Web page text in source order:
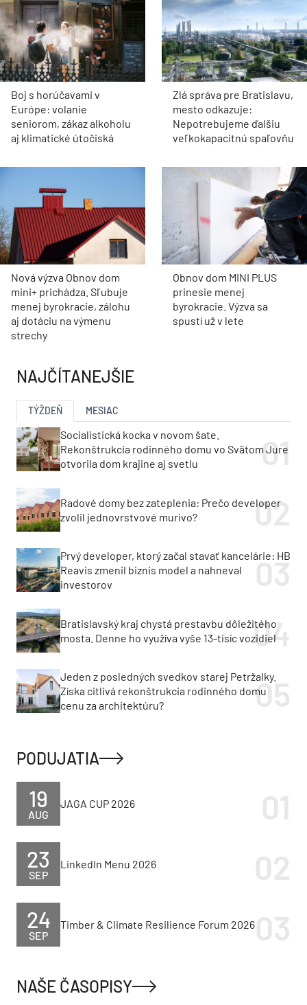
Boj s horúčavami v
Európe: volanie
seniorom, zákaz alkoholu
aj klimatické útočiská
Zlá správa pre Bratislavu,
mesto odkazuje:
Nepotrebujeme ďalšiu
veľkokapacitnú spaľovňu
Nová výzva Obnov dom
mini+ prichádza. Sľubuje
menej byrokracie, zálohu
aj dotáciu na výmenu
strechy
Obnov dom MINI PLUS
prinesie menej
byrokracie. Výzva sa
spustí už v lete
NAJČÍTANEJŠIE
TÝŽDEŇ MESIAC
Socialistická kocka v novom šate.
Rekonštrukcia rodinného domu vo Svätom Jure
otvorila dom krajine aj svetlu
Radové domy bez zateplenia: Prečo developer
zvolil jednovrstvové murivo?
Prvý developer, ktorý začal stavať kancelárie: HB
Reavis zmenil biznis model a nahneval
investorov
Bratislavský kraj chystá prestavbu dôležitého
mosta. Denne ho využíva vyše 13-tisíc vozidiel
Jeden z posledných svedkov starej Petržalky.
Získa citlivá rekonštrukcia rodinného domu
cenu za architektúru?
PODUJATIA
AUG
19 JAGA CUP 2026
SEP
23 LinkedIn Menu 2026
SEP
24 Timber & Climate Resilience Forum 2026
NAŠE ČASOPISY